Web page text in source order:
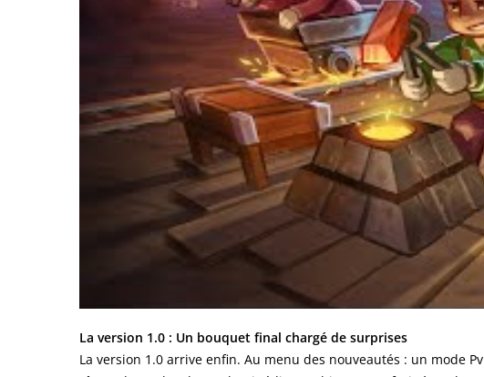
La version 1.0 : Un bouquet final chargé de surprises
La version 1.0 arrive enfin. Au menu des nouveautés : un mode